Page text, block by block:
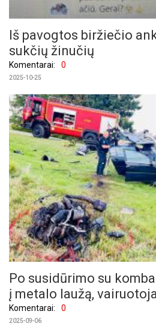
Iš pavogtos biržiečio
sukčių žinučių
Komentarai: 0
2025-10-25
Po susidūrimo su
į metalo laužą,
Komentarai: 0
2025-09-06